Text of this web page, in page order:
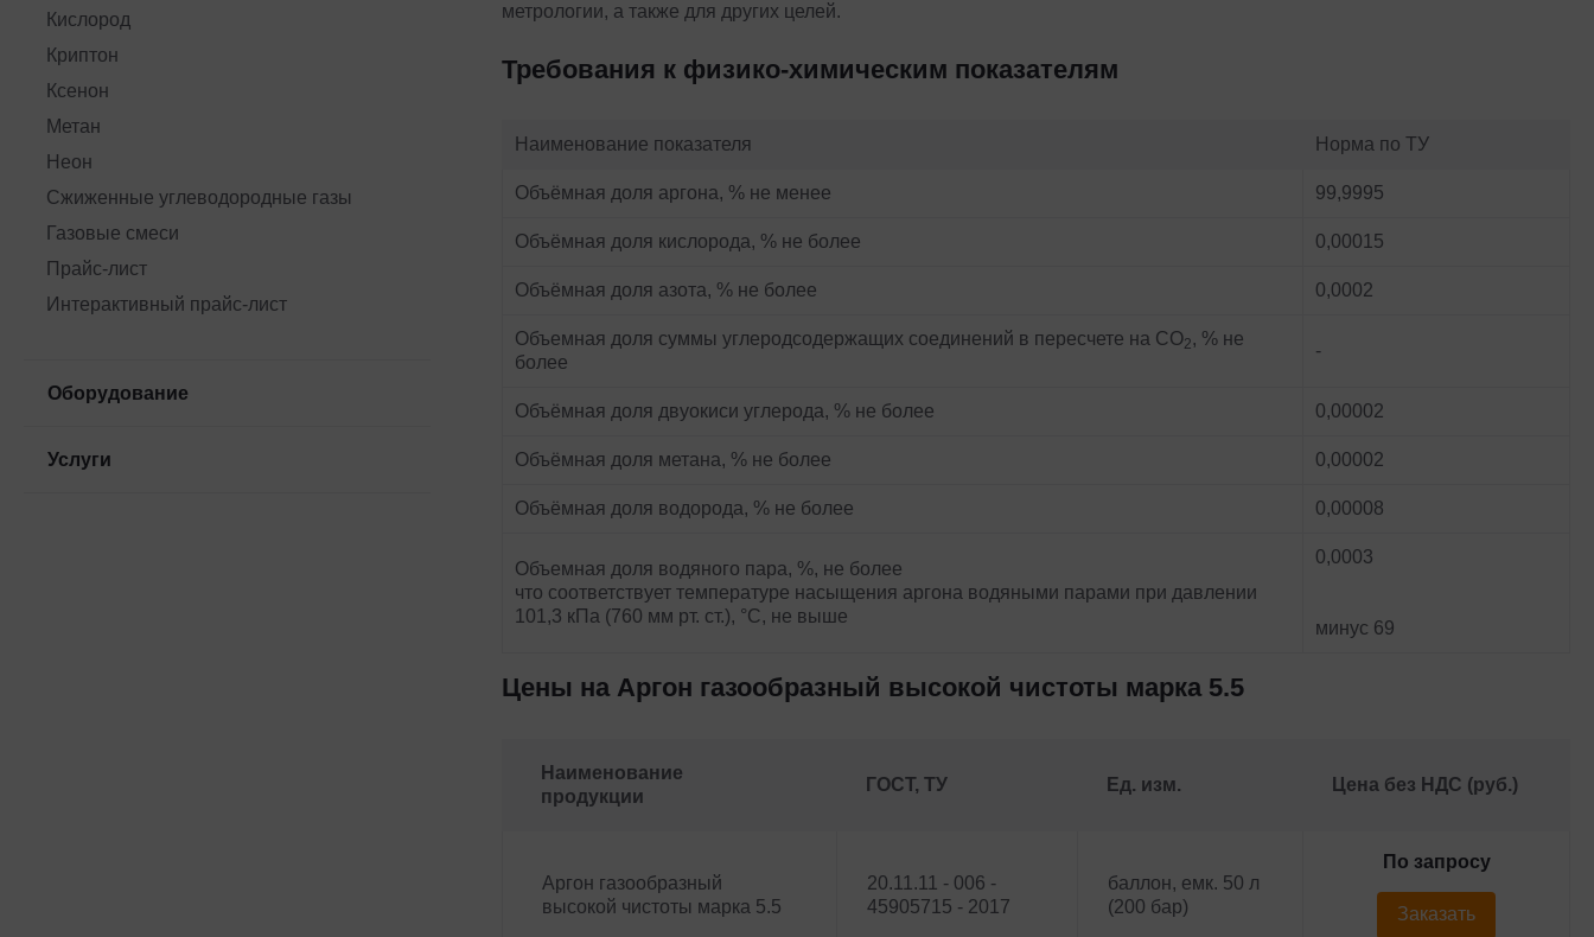
Кислород
Криптон
Ксенон
Метан
Неон
Сжиженные углеводородные газы
Газовые смеси
Прайс-лист
Интерактивный прайс-лист
Оборудование
Услуги
метрологии, а также для других целей.
Требования к физико-химическим показателям
Наименование показателя Норма по ТУ
Объёмная доля аргона, % не менее 99,9995
Объёмная доля кислорода, % не более 0,00015
Объёмная доля азота, % не более 0,0002
Объемная доля суммы углеродсодержащих соединений в пересчете на СО2, % не
более
-
Объёмная доля двуокиси углерода, % не более 0,00002
Объёмная доля метана, % не более 0,00002
Объёмная доля водорода, % не более 0,00008
Объемная доля водяного пара, %, не более
что соответствует температуре насыщения аргона водяными парами при давлении
101,3 кПа (760 мм рт. ст.), °С, не выше
0,0003
минус 69
Цены на Аргон газообразный высокой чистоты марка 5.5
Наименование
продукции
ГОСТ, ТУ Ед. изм. Цена без НДС (руб.)
Аргон газообразный
высокой чистоты марка 5.5
20.11.11 - 006 -
45905715 - 2017
баллон, емк. 50 л
(200 бар)
По запросу
Заказать